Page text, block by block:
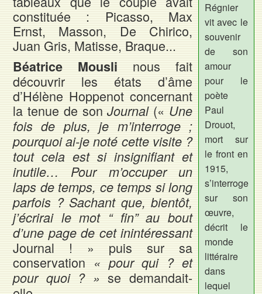
constituée : Picasso, Max
Ernst, Masson, De Chirico,
Juan Gris, Matisse, Braque...
Béatrice Mousli nous fait
découvrir les états d’âme
d’Hélène Hoppenot concernant
la tenue de son Journal (« Une
fois de plus, je m’interroge ;
pourquoi ai-je noté cette visite ?
tout cela est si insignifiant et
inutile… Pour m’occuper un
laps de temps, ce temps si long
parfois ? Sachant que, bientôt,
j’écrirai le mot “ fin” au bout
d’une page de cet inintéressant
Journal ! » puis sur sa
conservation « pour qui ? et
pour quoi ? » se demandait-
Régnier
vit avec le
souvenir
de son
amour
pour le
poète
Paul
Drouot,
mort sur
le front en
1915,
s’interroge
sur son
œuvre,
décrit le
monde
littéraire
dans
lequel